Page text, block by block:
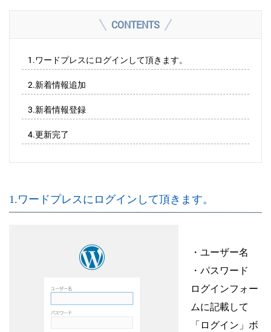
CONTENTS
1.ワードプレスにログインして頂きます。
2.新着情報追加
3.新着情報登録
4.更新完了
1.ワードプレスにログインして頂きます。
・ユーザー名
・パスワード
ログインフォー
ムに記載して
「ログイン」ボ